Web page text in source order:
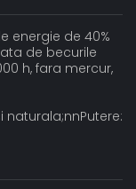
energie de 40%
de becurile
h, fara mercur,
naturala;nnPutere: